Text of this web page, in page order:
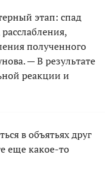
этап: спад
полученного
— В результате
реакции и
в объятьях друг
еще какое-то